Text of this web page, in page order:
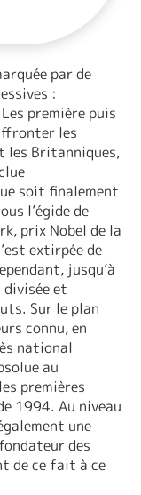
par de
:
première puis
les
les Britanniques,
soit finalement
l’égide de
prix Nobel de la
extirpée de
jusqu’à
et
Sur le plan
connu, en
national
au
premières
1994. Au niveau
une
des
de ce fait à ce